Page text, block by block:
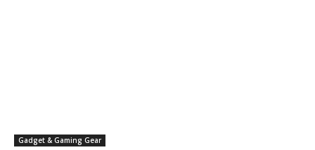
Gadget & Gaming Gear